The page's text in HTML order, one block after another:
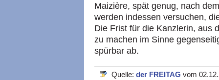
Maizière, spät genug, nach
werden indessen versuchen,
Die Frist für die Kanzlerin, aus
zu machen im Sinne
spürbar ab.
Quelle: der FREITAG vom